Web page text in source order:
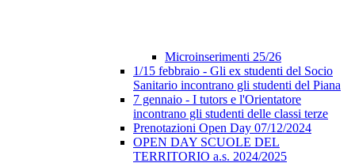
Microinserimenti 25/26
1/15 febbraio - Gli ex studenti del Socio
Sanitario incontrano gli studenti del Piana
7 gennaio - I tutors e l'Orientatore
incontrano gli studenti delle classi terze
Prenotazioni Open Day 07/12/2024
OPEN DAY SCUOLE DEL
TERRITORIO a.s. 2024/2025